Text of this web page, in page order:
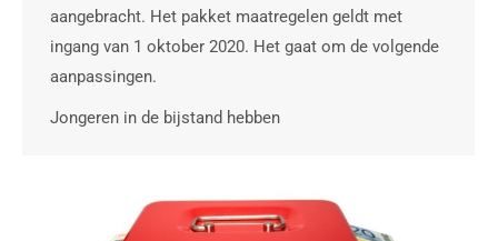
aangebracht. Het pakket maatregelen geldt met
ingang van 1 oktober 2020. Het gaat om de volgende
aanpassingen.
Jongeren in de bijstand hebben